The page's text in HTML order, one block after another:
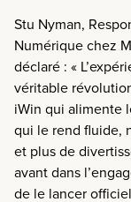
Stu Nyman,
Numérique chez
déclaré : «
véritable
iWin qui alimente
qui le rend fluide,
et plus de
avant dans
de le lancer